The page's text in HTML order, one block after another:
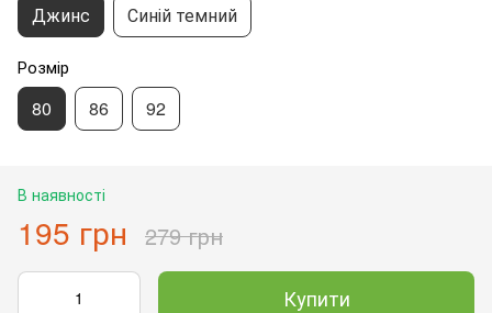
Джинс Синій темний
Розмір
80 86 92
В наявності
195 грн 279 грн
Купити